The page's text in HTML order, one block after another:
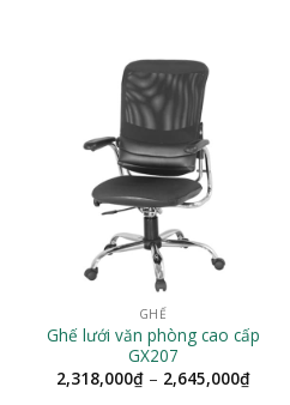
GHẾ
Ghế lưới văn phòng cao cấp
GX207
2,318,000₫ – 2,645,000₫
giá: